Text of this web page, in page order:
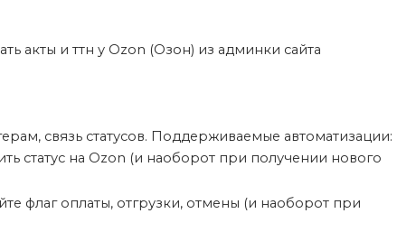
акты и ттн у Ozon (Озон) из админки сайта
связь статусов. Поддерживаемые автоматизации:
статус на Ozon (и наоборот при получении нового
флаг оплаты, отгрузки, отмены (и наоборот при